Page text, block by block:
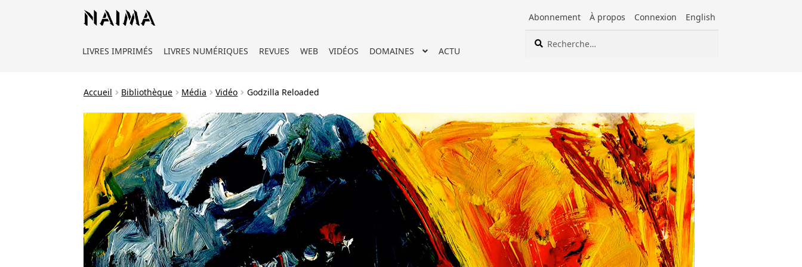
Abonnement À propos Connexion English
LIVRES IMPRIMÉS LIVRES NUMÉRIQUES REVUES WEB VIDÉOS DOMAINES ACTU
Recherche
pour :
Accueil Bibliothèque Média Vidéo Godzilla Reloaded
Panneau de gestion des cookies